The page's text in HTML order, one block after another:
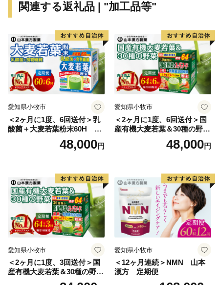
関連する返礼品 | "加工品等"
愛知県小牧市
＜2ヶ月に1度、6回送付＞乳
酸菌＋大麦若葉粉末60H 山
48,000円
愛知県小牧市
＜2ヶ月に1度、6回送付＞国
産有機大麦若葉＆30種の野
菜 山本漢方 定期便
48,000円
愛知県小牧市
＜2ヶ月に1度、3回送付＞国
産有機大麦若葉＆30種の野
菜 山本漢方 定期便
愛知県小牧市
＜12ヶ月連続＞NMN 山本
漢方 定期便